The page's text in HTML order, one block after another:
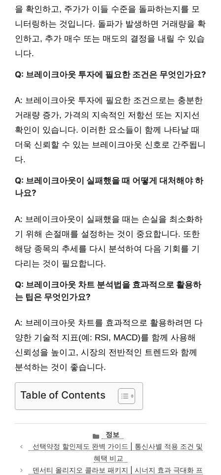
을 확인하고, 주가가 이들 수준을 돌파하는지를 모
니터링하는 것입니다. 돌파가 발생하면 거래량을 확
인하고, 추가 매수 또는 매도의 결정을 내릴 수 있습
니다.
Q: 브레이크아웃 투자에 필요한 조건은 무엇인가요?
A: 브레이크아웃 투자에 필요한 조건으로는 충분한
거래량 증가, 가격의 지속적인 저항선 또는 지지선
확인이 있습니다. 이러한 요소들이 함께 나타날 때
더욱 신뢰할 수 있는 브레이크아웃 신호로 간주됩니
다.
Q: 브레이크아웃이 실패했을 때 어떻게 대처해야 하
나요?
A: 브레이크아웃이 실패했을 때는 손실을 최소화하
기 위해 손절매를 설정하는 것이 중요합니다. 또한
해당 종목의 추세를 다시 분석하여 다음 기회를 기
다리는 것이 필요합니다.
Q: 브레이크아웃 차트 분석법을 효과적으로 활용하
는 팁은 무엇인가요?
A: 브레이크아웃 차트를 효과적으로 활용하려면 다
양한 기술적 지표(예: RSI, MACD)를 함께 사용해
신뢰성을 높이고, 시장의 전반적인 트렌드와 함께
분석하는 것이 좋습니다.
Table of Contents
카
테
고
리
정보
선택약정 할인제도 완벽 가이드 | 통신사별 적용 조건 및
혜택 비교
덴서티 올리지오 콜라보 패키지 | 시너지 효과 극대화 프